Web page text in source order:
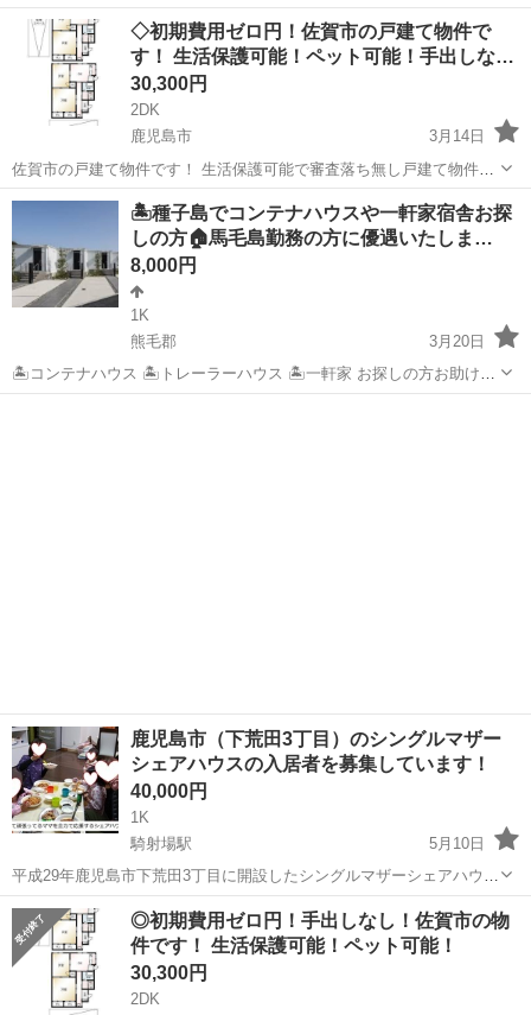
バリアフリーで車イスも可能です！! 世話人常駐！ ご相談ございまし
たらお気軽にご問い合わせ下さいませ。
鹿児島 鹿児島市 シェアハウス 物件
◇初期費用ゼロ円！佐賀市の戸建て物件で
す！ 生活保護可能！ペット可能！手出しな…
30,300円
2DK
鹿児島市
3月14日
佐賀市の戸建て物件です！ 生活保護可能で審査落ち無し戸建て物件で
す！！ バリアフリーで車イスも可能です！ 世話人常駐！！ ご相談ご
ざいましたらお気軽にご問い合わせ下さい!
鹿児島 鹿児島市 シェアハウス 物件
🏝️種子島でコンテナハウスや一軒家宿舎お探
しの方🏠馬毛島勤務の方に優遇いたしま…
8,000円
1K
熊毛郡
3月20日
🏝️コンテナハウス 🏝️トレーラーハウス 🏝️一軒家 お探しの方お助けい
たします🏠 寮‼️ 宿舎‼️ 事務所‼️ 馬毛島勤務優先‼️
鹿児島市（下荒田3丁目）のシングルマザー
シェアハウスの入居者を募集しています！
40,000円
1K
騎射場駅
5月10日
平成29年鹿児島市下荒田3丁目に開設したシングルマザーシェアハウス
の入居者を募集しています！ 女性であればシングルでなくても入居で
きます。 詳しい賃貸情報はこちらです https://www.athome.co...
鹿児島 鹿児島市 騎射場駅 シェアハウス
◎初期費用ゼロ円！手出しなし！佐賀市の物
件です！ 生活保護可能！ペット可能！
30,300円
2DK